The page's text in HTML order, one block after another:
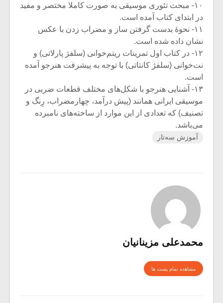
۱۰- مبحث تئوری موسیقی به ‌صورت کاملا مختصر و مفید
در ابتدای کتاب آمده است.
۱۱- نحوۀ بدست گرفتن ساز و مضراب زدن با عکس
نشان داده شده است.
۱۲- در کتاب اول تمرینات ریتم‌خوانی (سلفژ پارلاتی) و
نت‌خوانی (سلفژ کانتاتی) با توجه به پیشرفت هنرجو آمده
است.
۱۳- آشنایی هنرجو با شکل‌های مختلف قطعات ضربی در
موسیقی ایرانی همانند (پیش درآمد، چهارمضراب، رِنگ و
تصنیف) که تعدادی از این موارد از ساخته‌های نامبرده
می‌باشد.
آموزش سه‌تار
محمدعلی مزینانیان
مشاهده تمام پست ها